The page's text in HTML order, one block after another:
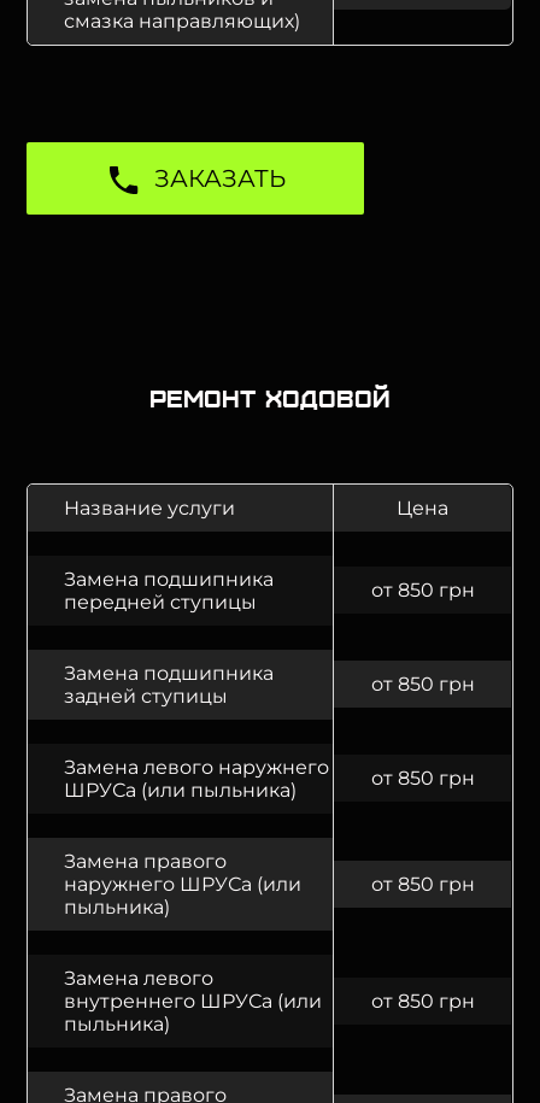
смазка направляющих)
ЗАКАЗАТЬ
Ремонт ходовой
Название услуги Цена
Замена подшипника
передней ступицы
от 850 грн
Замена подшипника
задней ступицы
от 850 грн
Замена левого наружнего
ШРУСа (или пыльника)
от 850 грн
Замена правого
наружнего ШРУСа (или
пыльника)
от 850 грн
Замена левого
внутреннего ШРУСа (или
пыльника)
от 850 грн
Замена правого